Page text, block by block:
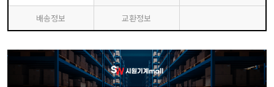
배송정보 교환정보